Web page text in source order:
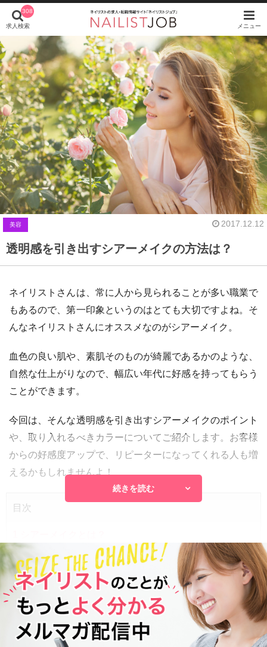
308
求人検索 メニュー
美容 2017.12.12
透明感を引き出すシアーメイクの方法は？
ネイリストさんは、常に人から見られることが多い職業で
もあるので、第一印象というのはとても大切ですよね。そ
んなネイリストさんにオススメなのがシアーメイク。
血色の良い肌や、素肌そのものが綺麗であるかのような、
自然な仕上がりなので、幅広い年代に好感を持ってもらう
ことができます。
今回は、そんな透明感を引き出すシアーメイクのポイント
や、取り入れるべきカラーについてご紹介します。お客様
からの好感度アップで、リピーターになってくれる人も増
えるかもしれませんよ！
目次
シアーメイクのポイント
3シアーメイクに取り入れるといいカラーは？
4まとめ
続きを読む